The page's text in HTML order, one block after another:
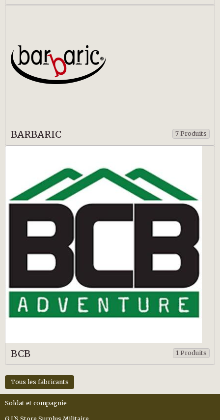
BARBARIC 7 Produits
BCB 1 Produits
Tous les fabricants
Soldat et compagnie
G.I'S Store Surplus Militaire